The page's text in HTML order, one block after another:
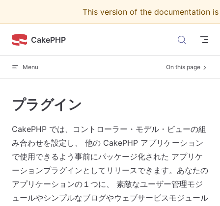
This version of the documentation
CakePHP
Menu On this page
プラグイン
CakePHP では、コントローラー・モデル・ビューの組
み合わせを設定し、 他の CakePHP アプリケーション
で使用できるよう事前にパッケージ化された アプリケ
ーションプラグインとしてリリースできます。あなたの
アプリケーションの１つに、 素敵なユーザー管理モジ
ュールやシンプルなブログやウェブサービスモジュール